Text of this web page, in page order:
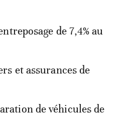
de 7,4% au
et assurances de
de véhicules de